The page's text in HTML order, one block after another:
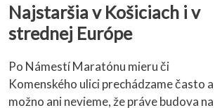
Najstaršia v Košiciach i v
strednej Európe
Po Námestí Maratónu mieru či
Komenského ulici prechádzame často a
možno ani nevieme, že práve budova na